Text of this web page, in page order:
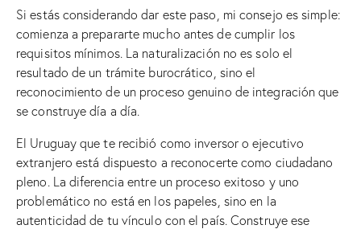
Si estás considerando dar este paso, mi consejo es simple:
comienza a prepararte mucho antes de cumplir los
requisitos mínimos. La naturalización no es solo el
resultado de un trámite burocrático, sino el
reconocimiento de un proceso genuino de integración que
se construye día a día.
El Uruguay que te recibió como inversor o ejecutivo
extranjero está dispuesto a reconocerte como ciudadano
pleno. La diferencia entre un proceso exitoso y uno
problemático no está en los papeles, sino en la
autenticidad de tu vínculo con el país. Construye ese